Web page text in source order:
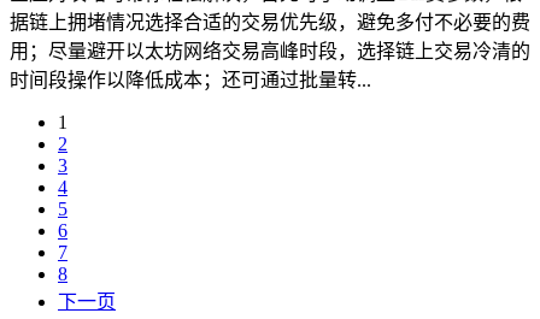
据链上拥堵情况选择合适的交易优先级，避免多付不必要的费
用；尽量避开以太坊网络交易高峰时段，选择链上交易冷清的
时间段操作以降低成本；还可通过批量转...
1
2
3
4
5
6
7
8
下一页